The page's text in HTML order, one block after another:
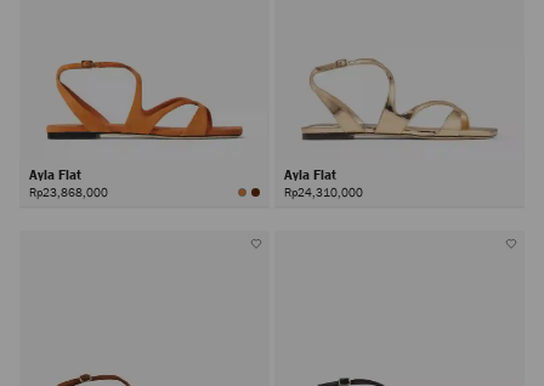
Ayla Flat
Rp23,868,000
Ayla Flat
Rp24,310,000